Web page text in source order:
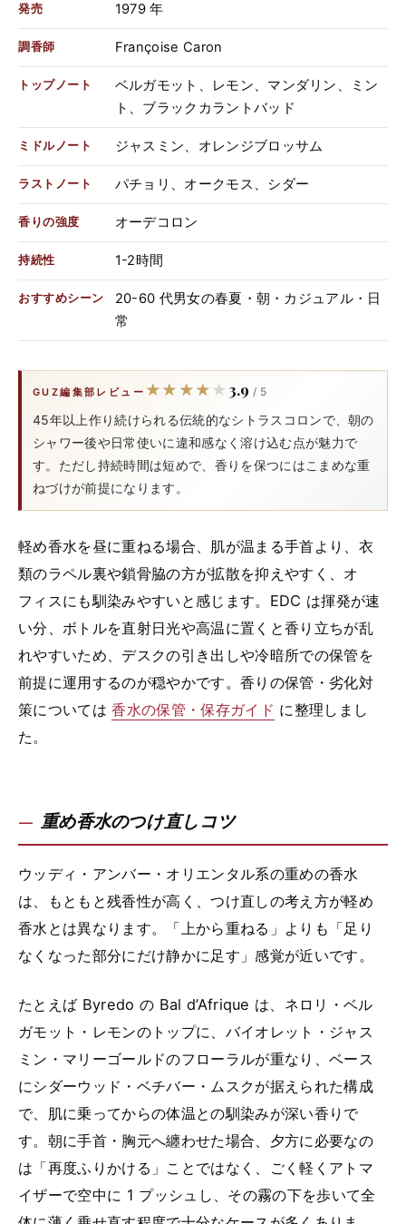
発売 1979 年
調香師 Françoise Caron
トップノート
ベルガモット、レモン、マンダリン、ミン
ト、ブラックカラントバッド
ミドルノート ジャスミン、オレンジブロッサム
ラストノート パチョリ、オークモス、シダー
香りの強度 オーデコロン
持続性 1-2時間
おすすめシーン
20-60 代男女の春夏・朝・カジュアル・日
常
GUZ編集部レビュー ★★★★★
★★★★★ 3.9 / 5
45年以上作り続けられる伝統的なシトラスコロンで、朝の
シャワー後や日常使いに違和感なく溶け込む点が魅力で
す。ただし持続時間は短めで、香りを保つにはこまめな重
ねづけが前提になります。
軽め香水を昼に重ねる場合、肌が温まる手首より、衣
類のラペル裏や鎖骨脇の方が拡散を抑えやすく、オ
フィスにも馴染みやすいと感じます。EDC は揮発が速
い分、ボトルを直射日光や高温に置くと香り立ちが乱
れやすいため、デスクの引き出しや冷暗所での保管を
前提に運用するのが穏やかです。香りの保管・劣化対
策については香水の保管・保存ガイド に整理しまし
た。
重め香水のつけ直しコツ
ウッディ・アンバー・オリエンタル系の重めの香水
は、もともと残香性が高く、つけ直しの考え方が軽め
香水とは異なります。「上から重ねる」よりも「足り
なくなった部分にだけ静かに足す」感覚が近いです。
たとえば Byredo の Bal d’Afrique は、ネロリ・ベル
ガモット・レモンのトップに、バイオレット・ジャス
ミン・マリーゴールドのフローラルが重なり、ベース
にシダーウッド・ベチバー・ムスクが据えられた構成
で、肌に乗ってからの体温との馴染みが深い香りで
す。朝に手首・胸元へ纏わせた場合、夕方に必要なの
は「再度ふりかける」ことではなく、ごく軽くアトマ
イザーで空中に 1 プッシュし、その霧の下を歩いて全